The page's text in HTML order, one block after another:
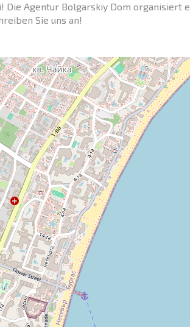
Agentur Bolgarskiy Dom organisiert
Sie uns an!